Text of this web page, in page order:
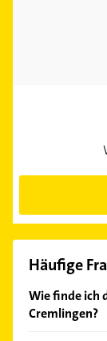
Häufige
Wie finde ich
Cremlingen?